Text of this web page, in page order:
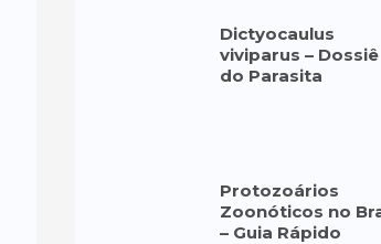
Dictyocaulus
viviparus – Dossiê
do Parasita
Protozoários
Zoonóticos no
– Guia Rápido